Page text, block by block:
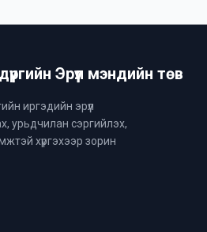
Эрүүл мэндийн төв
иргэдийн эрүүл
урьдчилан сэргийлэх,
хүргэхээр зорин